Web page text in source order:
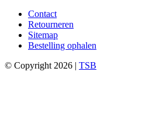
Contact
Retourneren
Sitemap
Bestelling ophalen
© Copyright 2026 | TSB